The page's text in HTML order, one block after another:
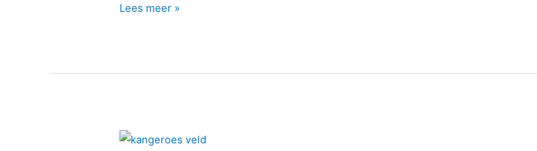
Lees meer »
A.s.